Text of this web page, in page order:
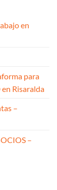
en
para
Risaralda
–
–